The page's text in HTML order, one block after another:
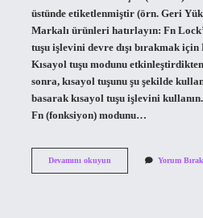
üstünde etiketlenmiştir (örn. Geri
Markalı ürünleri hatırlayın: Fn
tuşu işlevini devre dışı bırakmak için
Kısayol tuşu modunu etkinleştirdikten
sonra, kısayol tuşunu şu şekilde
basarak kısayol tuşu işlevini
Fn (fonksiyon) modunu…
Devamını okuyunFn
Yorum Bırak